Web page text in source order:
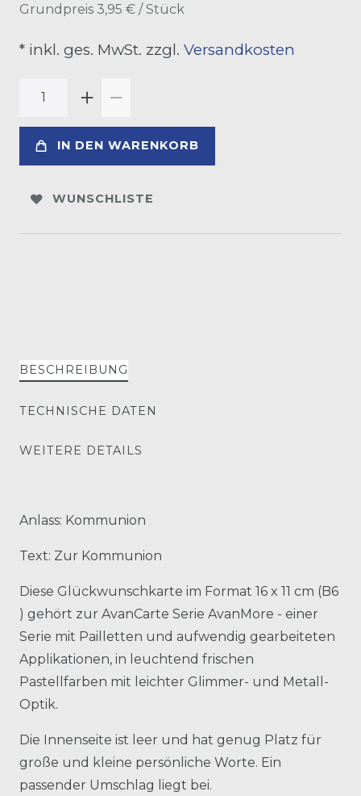
Grundpreis 3,95 € / Stück
* inkl. ges. MwSt. zzgl. Versandkosten
IN DEN WARENKORB
WUNSCHLISTE
BESCHREIBUNG
TECHNISCHE DATEN
WEITERE DETAILS
Anlass: Kommunion
Text: Zur Kommunion
Diese Glückwunschkarte im Format 16 x 11 cm (B6
) gehört zur AvanCarte Serie AvanMore - einer
Serie mit Pailletten und aufwendig gearbeiteten
Applikationen, in leuchtend frischen
Pastellfarben mit leichter Glimmer- und Metall-
Optik.
Die Innenseite ist leer und hat genug Platz für
große und kleine persönliche Worte. Ein
passender Umschlag liegt bei.